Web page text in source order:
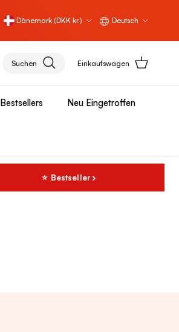
Land/Region
Dänemark (DKK kr.) Deutsch
Suchen Einkaufswagen
Bestsellers Neu Eingetroffen
⭐ Bestseller